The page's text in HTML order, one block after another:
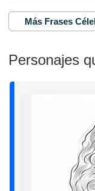
Más Frases
Personajes